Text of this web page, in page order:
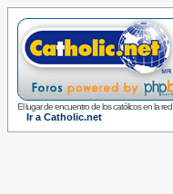
El lugar de encuentro de los católicos en la red
Ir a Catholic.net